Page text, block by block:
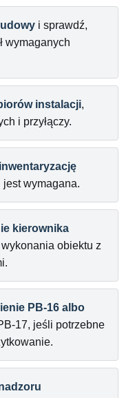
i sprawdź,
wymaganych
instalacji,
i przyłączy.
jest wymagana.
kierownika
obiektu z
PB-16 albo
17, jeśli potrzebne